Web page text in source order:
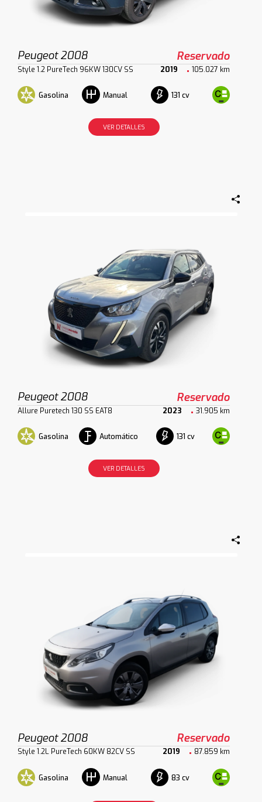
Peugeot 2008 Reservado
Style 1.2 PureTech 96KW 130CV SS 2019 105.027 km
Gasolina Manual 131 cv
VER DETALLES
Peugeot 2008 Reservado
Allure Puretech 130 SS EAT8 2023 31.905 km
Gasolina Automático 131 cv
VER DETALLES
Peugeot 2008 Reservado
Style 1.2L PureTech 60KW 82CV SS 2019 87.859 km
Gasolina Manual 83 cv